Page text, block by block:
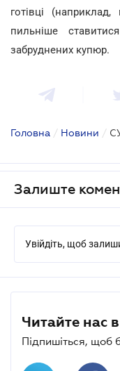
готівці (наприклад,
пильніше
забруднених купюр.
Головна / Новини /
Залиште
Увійдіть, щоб
Читайте нас
Підпишіться, щоб